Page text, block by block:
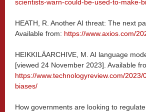
scientists-warn-could-be-used-to-make-
HEATH, R. Another AI threat: The next
Available from: https://www.axios.com/
HEIKKILÄARCHIVE, M. AI language
[viewed 24 November 2023]. Available
https://www.technologyreview.com/
biases/
How governments are looking to